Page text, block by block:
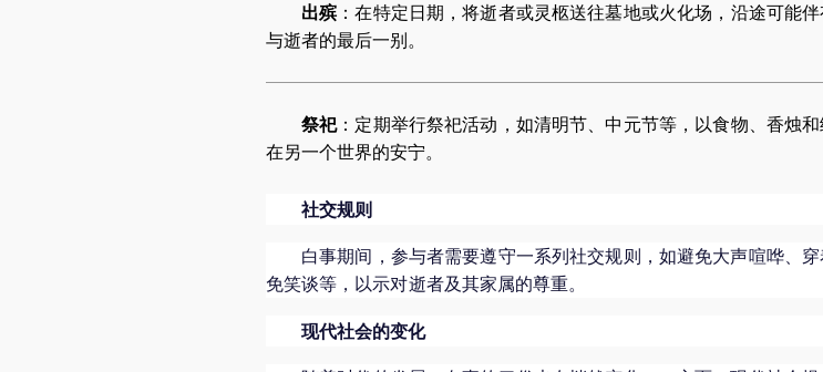
出殡 ：在特定日期，将逝者或灵柩送往墓地或火化场，沿途可能
与逝者的最后一别。
祭祀：定期举行祭祀活动，如清明节、中元节等，以食物、香烛
在另一个世界的安宁。
社交规则
白事期间，参与者需要遵守一系列社交规则，如避免大声喧哗、
免笑谈等，以示对逝者及其家属的尊重。
现代社会的变化